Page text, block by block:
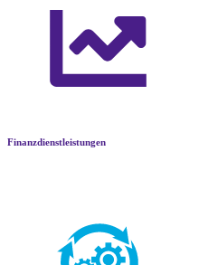
Finanzdienstleistungen